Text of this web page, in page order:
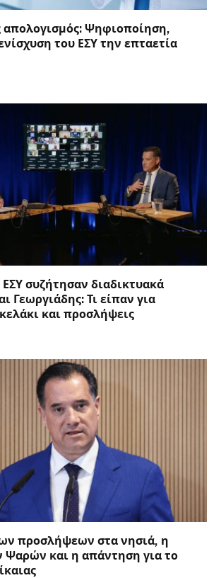
απολογισμός: Ψηφιοποίηση,
του ΕΣΥ την επταετία
συζήτησαν διαδικτυακά
Γεωργιάδης: Τι είπαν για
και προσλήψεις
προσλήψεων στα νησιά, η
και η απάντηση για το